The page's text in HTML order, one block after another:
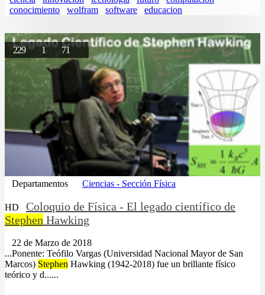
conocimiento
wolfram software educacion
2291 71
Departamentos Ciencias - Sección Física
HD
Coloquio de Física - El legado científico de
Stephen Hawking
22 de Marzo de 2018
...Ponente: Teófilo Vargas (Universidad Nacional Mayor de San
Marcos) Stephen Hawking (1942-2018) fue un brillante físico
teórico y d......